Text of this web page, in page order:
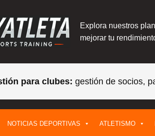
Explora nuestros
mejorar tu
para clubes: gestión de socios,
NOTICIAS DEPORTIVAS ATLETISMO